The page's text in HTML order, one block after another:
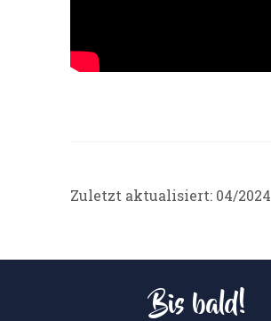
Zuletzt aktualisiert: 04/2024
Bis bald!